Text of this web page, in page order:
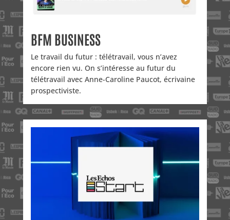
BFM BUSINESS
Le travail du futur : télétravail, vous n’avez
encore rien vu. On s’intéresse au futur du
télétravail avec Anne-Caroline Paucot, écrivaine
prospectiviste.